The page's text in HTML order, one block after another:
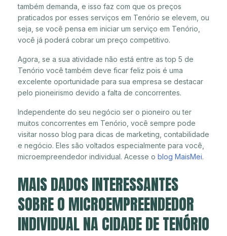
também demanda, e isso faz com que os preços
praticados por esses serviços em Tenório se elevem, ou
seja, se você pensa em iniciar um serviço em Tenório,
você já poderá cobrar um preço competitivo.
Agora, se a sua atividade não está entre as top 5 de
Tenório você também deve ficar feliz pois é uma
excelente oportunidade para sua empresa se destacar
pelo pioneirismo devido a falta de concorrentes.
Independente do seu negócio ser o pioneiro ou ter
muitos concorrentes em Tenório, você sempre pode
visitar nosso blog para dicas de marketing, contabilidade
e negócio. Eles são voltados especialmente para você,
microempreendedor individual. Acesse o blog MaisMei.
MAIS DADOS INTERESSANTES
SOBRE O MICROEMPREENDEDOR
INDIVIDUAL NA CIDADE DE TENÓRIO